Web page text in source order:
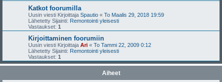
Katkot foorumilla
Uusin viesti Kirjoittaja Spautio « To Maalis 29, 2018 19:59
Lähetetty Sijainti: Remontointi yleisesti
Vastaukset: 1
Kirjoittaminen foorumiin
Uusin viesti Kirjoittaja Ari « To Tammi 22, 2009 0:12
Lähetetty Sijainti: Remontointi yleisesti
Vastaukset: 1
Aiheet